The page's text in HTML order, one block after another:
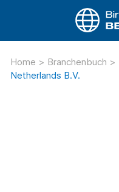
Home > Branchenbuch >
Netherlands B.V.